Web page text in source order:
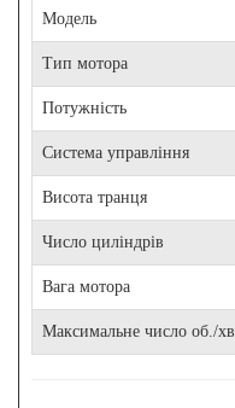
Модель
Тип мотора
Потужність
Система управління
Висота транця
Число циліндрів
Вага мотора
Максимальне число об./хв